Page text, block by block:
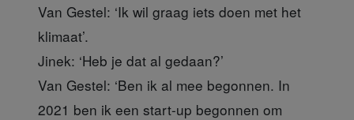
Van Gestel: ‘Ik wil graag iets doen met het
klimaat’.
Jinek: ‘Heb je dat al gedaan?’
Van Gestel: ‘Ben ik al mee begonnen. In
2021 ben ik een start-up begonnen om